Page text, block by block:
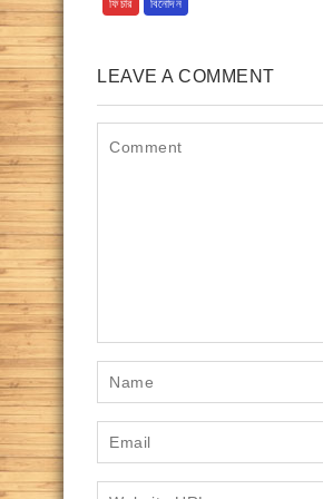
ফিচার বিনোদন
LEAVE A COMMENT